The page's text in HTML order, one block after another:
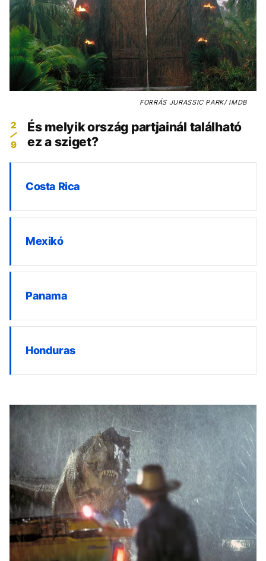
FORRÁSJURASSIC PARK/ IMDB
2
9
És melyik ország partjainál található
ez a sziget?
Costa Rica
Mexikó
Panama
Honduras